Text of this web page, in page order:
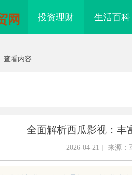
网 投资理财 生活百科
查看内容
全面解析西瓜影视：丰
2026-04-21 来源：